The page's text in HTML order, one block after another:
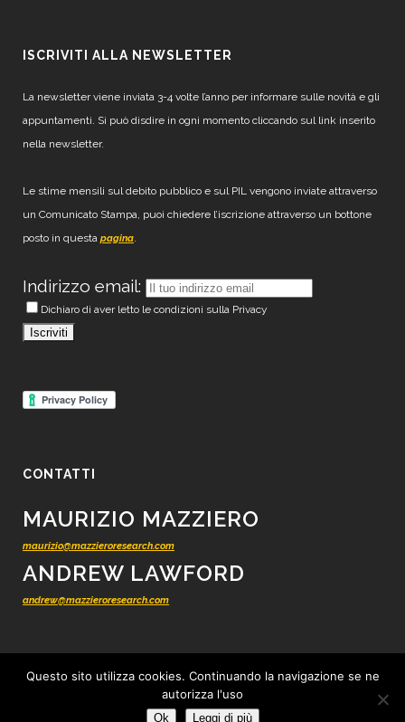
ISCRIVITI ALLA NEWSLETTER
La newsletter viene inviata 3-4 volte l’anno per informare sulle novità e gli
appuntamenti. Si può disdire in ogni momento cliccando sul link inserito
nella newsletter.
Le stime mensili sul debito pubblico e sul PIL vengono inviate attraverso
un Comunicato Stampa, puoi chiedere l’iscrizione attraverso un bottone
posto in questa pagina.
Indirizzo email:
Dichiaro di aver letto le condizioni sulla Privacy
CONTATTI
MAURIZIO MAZZIERO
maurizio@mazzieroresearch.com
ANDREW LAWFORD
andrew@mazzieroresearch.com
© 2012 - 2026 Mazziero Research - Ricerca finanziaria indipendente -
Questo sito utilizza cookies. Continuando la navigazione se ne
autorizza l'uso
Ok Leggi di più